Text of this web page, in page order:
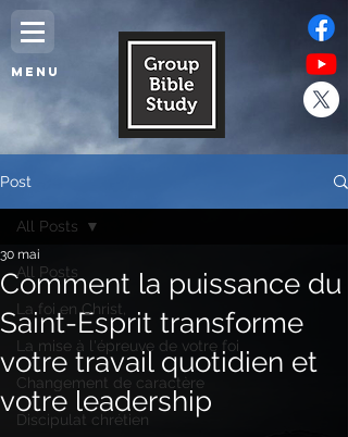
MENU
Post
All Posts
La foi en Christ,
La mise à l'épreuve de votre foi
Changement de caractère
Discipulat chrétien
All Posts
Comment la puissance du
Saint-Esprit transforme
votre travail quotidien et
votre leadership
30 mai